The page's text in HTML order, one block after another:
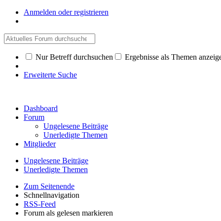
Anmelden oder registrieren
Nur Betreff durchsuchen Ergebnisse als Themen
Erweiterte Suche
Dashboard
Forum
Ungelesene Beiträge
Unerledigte Themen
Mitglieder
Ungelesene Beiträge
Unerledigte Themen
Zum Seitenende
Schnellnavigation
RSS-Feed
Forum als gelesen markieren